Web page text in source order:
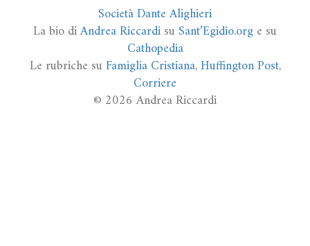
Società Dante Alighieri
La bio diAndrea RiccardisuSant’Egidio.orge su
Cathopedia
Le rubriche suFamiglia Cristiana,Huffington Post,
Corriere
© 2026 Andrea Riccardi